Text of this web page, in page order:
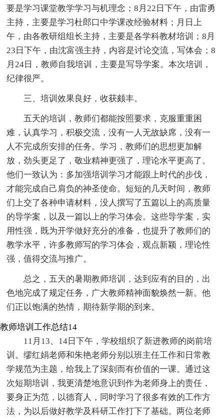
要是学习课堂教学学习与机理念；8月22日下午，由雷勇
主持，主要是学习杜郎口中学课改经验材料；月日上
午，由各教研组组长主持，主要是各学科教材培训；8月
23日下午，由沈富强主持，内容是讨论交流，写体会；8
月24日，教师自我培训，主要是写导学案。本次培训，
纪律很严。
三、培训效果良好，收获颇丰。
五天的培训，教师们都能按照要求，克服重重困
难，认真学习，积极交流，没有一人无故缺席，没有一
人不完成所安排的任务。学习，教师们的思想更加解
放，劲头更足了，敬业精神更强了，理论水平更高了。
他们一致认为：多加强培训学习才能跟上时代的步伐，
才能完成自己肩负的神圣使命。短短的几天时间，教师
们上交了各种申请材料，没人撰写了五篇以上的高质量
的导学案，以及一篇以上的学习体会。这些导学案，实
用性强，既为开学做好充分的准备，也提升了教师们的
教学水平，许多教师写的学习体会，观点新颖，理论性
强，值得交流与推广。
总之，五天的暑期教师培训，达到应有的目的，出
色地完成了规定任务，广大教师精神面貌焕然一新。他
们正以饱满的热情，期待新学期的到来。
教师培训工作总结14
11月13、14日下午，学校组织了新进教师的岗前培
训。缪红娟老师和朱艳老师分别以班主任工作和日常教
学规范为主题，给我上了深刻而有价值的一课。通过这
次短期培训，我更清楚地意识到作为老师身上的责任，
要身正为范，以德育人，同时学习了很多有效的工作方
法，为以后做好教学及科研工作打下了基础。两位老师